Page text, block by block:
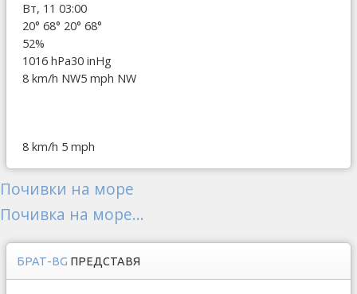
Вт, 11 03:00
20° 68° 20° 68°
52%
1016 hPa30 inHg
8 km/h NW5 mph NW
8 km/h 5 mph
Почивки на море
Почивка на море...
БРАТ-BG ПРЕДСТАВЯ